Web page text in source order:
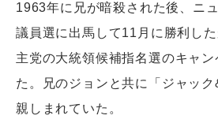
1963年に兄が暗殺された後、ニ
議員選に出馬して11月に勝利し
主党の大統領候補指名選のキャ
た。兄のジョンと共に「ジャッ
親しまれていた。